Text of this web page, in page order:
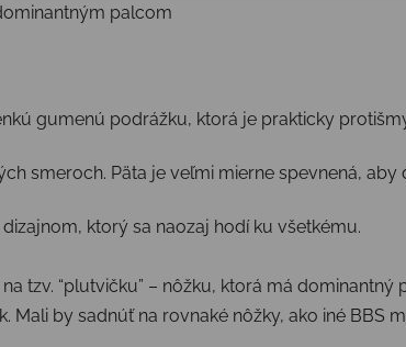
palcom
gumenú podrážku, ktorá je prakticky
smeroch. Päta je veľmi mierne spevnená, aby
ktorý sa naozaj hodí ku všetkému.
tzv. “plutvičku” – nôžku, ktorá má
Mali by sadnúť na rovnaké nôžky, ako iné BBS